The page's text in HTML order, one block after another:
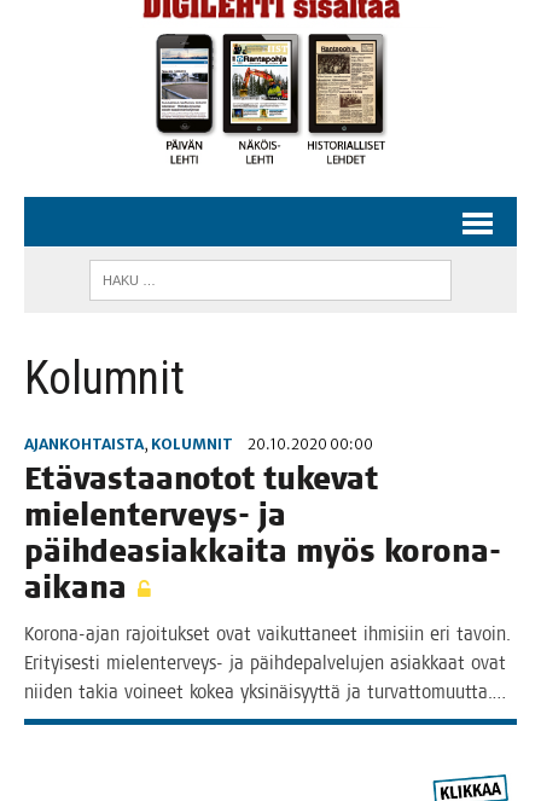
Kolumnit
AJANKOHTAISTA, KOLUMNIT 20.10.2020 00:00
Etä­vas­taa­no­tot tuke­vat
mie­len­ter­veys- ja
päih­dea­siak­kai­ta myös korona-
aikana
Koro­­na-ajan rajoi­tuk­set ovat vai­kut­ta­neet ihmi­siin eri tavoin.
Eri­tyi­ses­ti mie­­len­­ter­­veys- ja päih­de­pal­ve­lu­jen asiak­kaat ovat
nii­den takia voi­neet kokea yksi­näi­syyt­tä ja turvattomuutta.…